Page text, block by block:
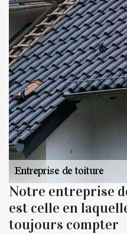
Notre entreprise
est celle en
toujours compter